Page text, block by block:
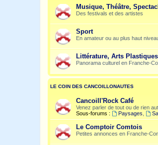
Musique, Théâtre,
Des festivals et des artistes
Sport
En amateur ou au plus haut
Littérature, Arts
Panorama culturel en Franche-
LE COIN DES CANCOILLONAUTES
Cancoill'Rock Café
Venez parler de tout ou de rien
Sous-forums :
Paysages
Le Comptoir Comtois
Petites annonces en Franche-